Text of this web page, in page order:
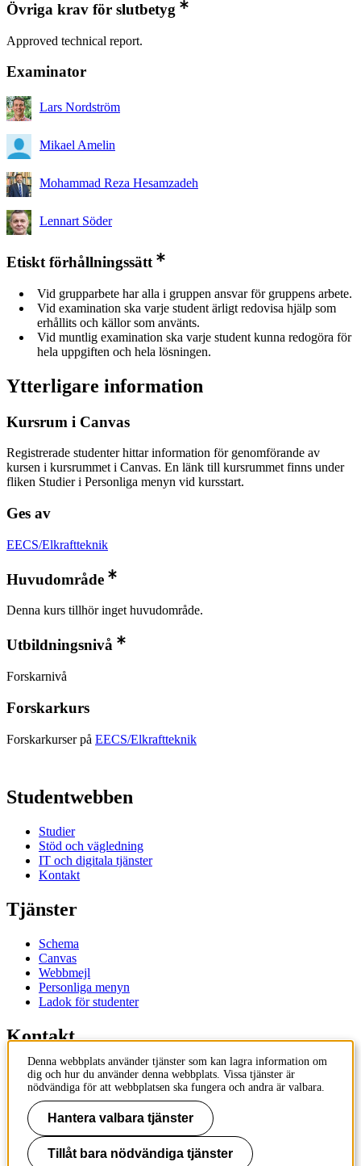
Övriga krav för slutbetyg
Approved technical report.
Examinator
Lars Nordström
Mikael Amelin
Mohammad Reza Hesamzadeh
Lennart Söder
Etiskt förhållningssätt
Vid grupparbete har alla i gruppen ansvar för gruppens arbete.
Vid examination ska varje student ärligt redovisa hjälp som
erhållits och källor som använts.
Vid muntlig examination ska varje student kunna redogöra för
hela uppgiften och hela lösningen.
Ytterligare information
Kursrum i Canvas
Registrerade studenter hittar information för genomförande av
kursen i kursrummet i Canvas. En länk till kursrummet finns under
fliken Studier i Personliga menyn vid kursstart.
Ges av
EECS/Elkraftteknik
Huvudområde
Denna kurs tillhör inget huvudområde.
Utbildningsnivå
Forskarnivå
Forskarkurs
Forskarkurser på EECS/Elkraftteknik
Studentwebben
Studier
Stöd och vägledning
IT och digitala tjänster
Kontakt
Tjänster
Schema
Canvas
Webbmejl
Personliga menyn
Ladok för studenter
Kontakt
Kontakta utbildningsprogram
Kontakta kurs
IT-support
KTH Entré
KTH
Denna webbplats använder tjänster som kan lagra information om
dig och hur du använder denna webbplats. Vissa tjänster är
nödvändiga för att webbplatsen ska fungera och andra är valbara.
Hantera valbara tjänster
Tillåt bara nödvändiga tjänster